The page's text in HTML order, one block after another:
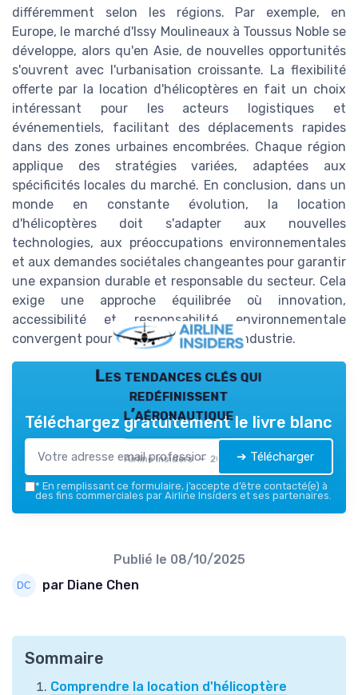
différemment selon les régions. Par exemple, en
Europe, le marché d'Issy Moulineaux à Toussus Noble se
développe, alors qu'en Asie, de nouvelles opportunités
s'ouvrent avec l'urbanisation croissante. La flexibilité
offerte par la location d'hélicoptères en fait un choix
intéressant pour les acteurs logistiques et
événementiels, facilitant des déplacements rapides
dans des zones urbaines encombrées. Chaque région
applique des stratégies variées, adaptées aux
spécificités locales du marché. En conclusion, dans un
monde en constante évolution, la location
d'hélicoptères doit s'adapter aux nouvelles
technologies, aux préoccupations environnementales
et aux demandes sociétales changeantes pour garantir
une expansion durable et responsable du secteur. Cela
exige une approche équilibrée où innovation,
accessibilité et responsabilité environnementale
convergent pour modeler l'avenir de l'industrie.
Les tendances clés qui
redéfinissent
l’aéronautique
Airline Insiders — 2026
Téléchargez gratuitement le livre blanc
➔ Télécharger
* En remplissant ce formulaire, j’accepte d’être contacté(e) à
des fins commerciales par Airline Insiders et ses partenaires.
Publié le 08/10/2025
par Diane Chen
Sommaire
Comprendre la location d'hélicoptère